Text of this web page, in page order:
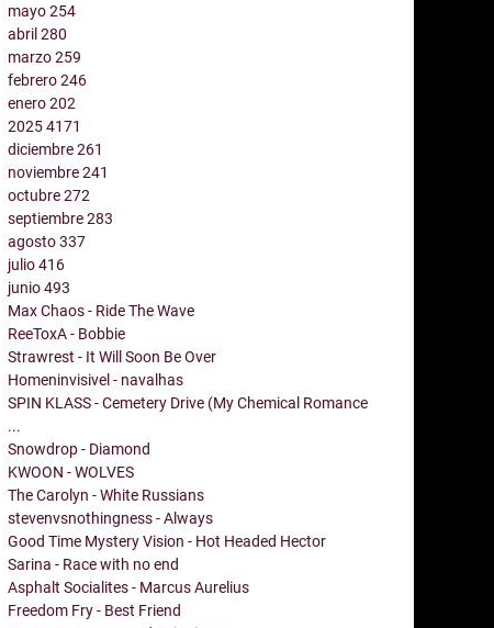
mayo254
abril280
marzo259
febrero246
enero202
20254171
diciembre261
noviembre241
octubre272
septiembre283
agosto337
julio416
junio493
Max Chaos - Ride The Wave
ReeToxA - Bobbie
Strawrest - It Will Soon Be Over
Homeninvisivel - navalhas
SPIN KLASS - Cemetery Drive (My Chemical Romance
...
Snowdrop - Diamond
KWOON - WOLVES
The Carolyn - White Russians
stevenvsnothingness - Always
Good Time Mystery Vision - Hot Headed Hector
Sarina - Race with no end
Asphalt Socialites - Marcus Aurelius
Freedom Fry - Best Friend